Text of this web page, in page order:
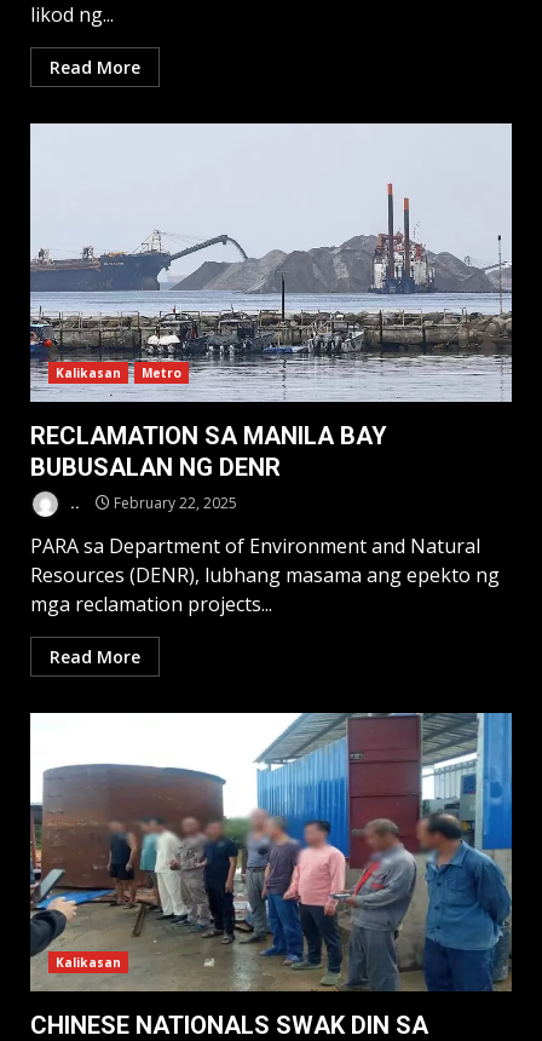
likod ng...
Read More
Kalikasan Metro
RECLAMATION SA MANILA BAY
BUBUSALAN NG DENR
.. February 22, 2025
PARA sa Department of Environment and Natural
Resources (DENR), lubhang masama ang epekto ng
mga reclamation projects...
Read More
Kalikasan
CHINESE NATIONALS SWAK DIN SA